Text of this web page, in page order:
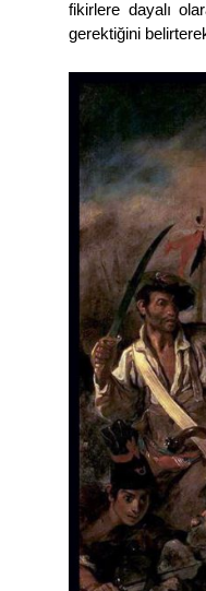
fikirlere dayalı
gerektiğini